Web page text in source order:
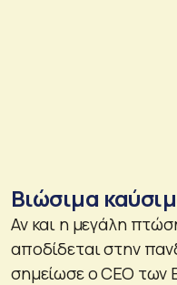
Βιώσιμα
Αν και η μεγάλη
αποδίδεται στην
σημείωσε ο CEO των